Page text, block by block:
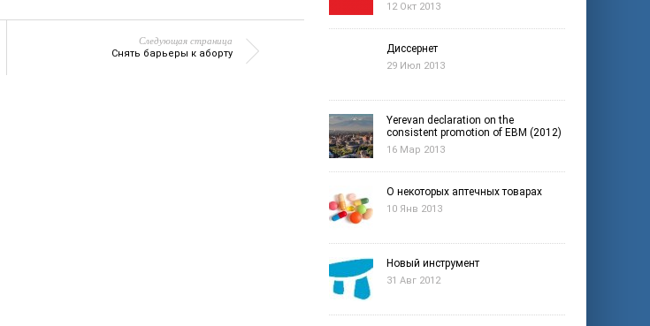
Следующая страница
Снять барьеры к аборту
12 Окт 2013
Диссернет
29 Июл 2013
Yerevan declaration on the
consistent promotion of EBM (2012)
16 Мар 2013
О некоторых аптечных товарах
10 Янв 2013
Новый инструмент
31 Авг 2012